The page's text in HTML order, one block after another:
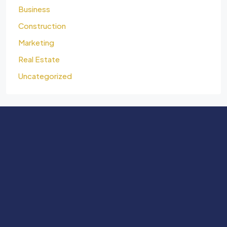
Business
Construction
Marketing
Real Estate
Uncategorized